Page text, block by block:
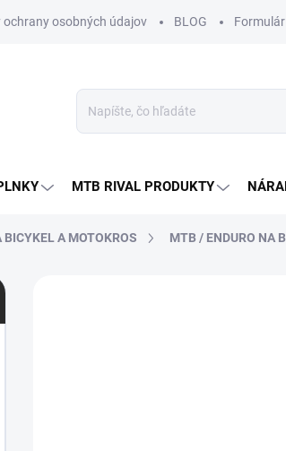
ochrany osobných údajov BLOG Formulár
MTB RIVAL PRODUKTY
BICYKEL A MOTOKROS MTB / ENDURO NA